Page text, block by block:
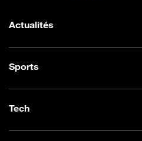
Actualités
Sports
Tech